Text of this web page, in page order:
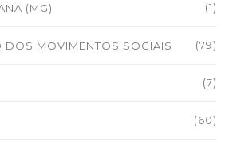
(MG) (1)
DOS MOVIMENTOS SOCIAIS (79)
(7)
(60)